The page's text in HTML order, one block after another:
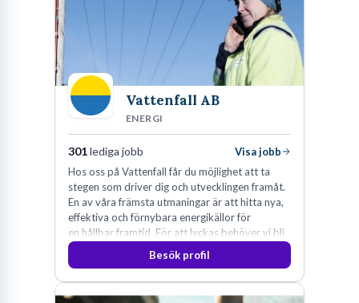
Vattenfall AB
ENERGI
301lediga jobb
Visa jobb
Hos oss på Vattenfall får du möjlighet att ta
stegen som driver dig och utvecklingen framåt.
En av våra främsta utmaningar är att hitta nya,
effektiva och förnybara energikällor för
en hållbar framtid. För att lyckas behöver vi bli
fler medarbetare som vill göra skillnad.
Besök profil